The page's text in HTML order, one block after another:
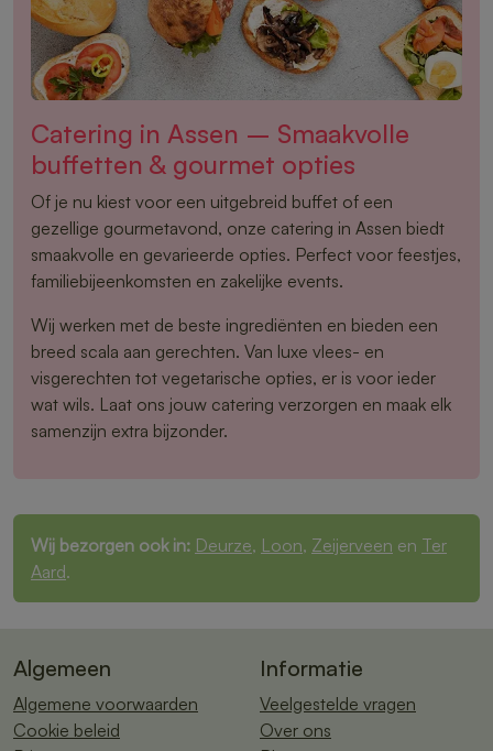
Catering in Assen – Smaakvolle
buffetten & gourmet opties
Of je nu kiest voor een uitgebreid buffet of een
gezellige gourmetavond, onze catering in Assen biedt
smaakvolle en gevarieerde opties. Perfect voor feestjes,
familiebijeenkomsten en zakelijke events.
Wij werken met de beste ingrediënten en bieden een
breed scala aan gerechten. Van luxe vlees- en
visgerechten tot vegetarische opties, er is voor ieder
wat wils. Laat ons jouw catering verzorgen en maak elk
samenzijn extra bijzonder.
Wij bezorgen ook in: Deurze, Loon, Zeijerveen en Ter
Aard.
Algemeen
Algemene voorwaarden
Cookie beleid
Informatie
Veelgestelde vragen
Over ons